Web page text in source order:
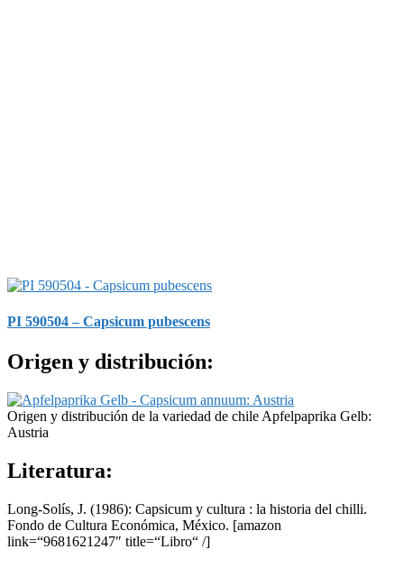
PI 590504 – Capsicum pubescens
Origen y distribución:
Origen y distribución de la variedad de chile Apfelpaprika Gelb:
Austria
Literatura:
Long-Solís, J. (1986): Capsicum y cultura : la historia del chilli.
Fondo de Cultura Económica, México. [amazon
link=“9681621247″ title=“Libro“ /]